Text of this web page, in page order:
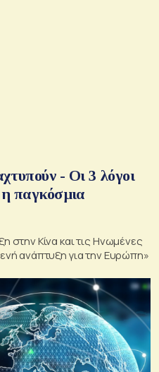
- Οι 3 λόγοι
παγκόσμια
στην Κίνα και τις Ηνωμένες
ανάπτυξη για την Ευρώπη»